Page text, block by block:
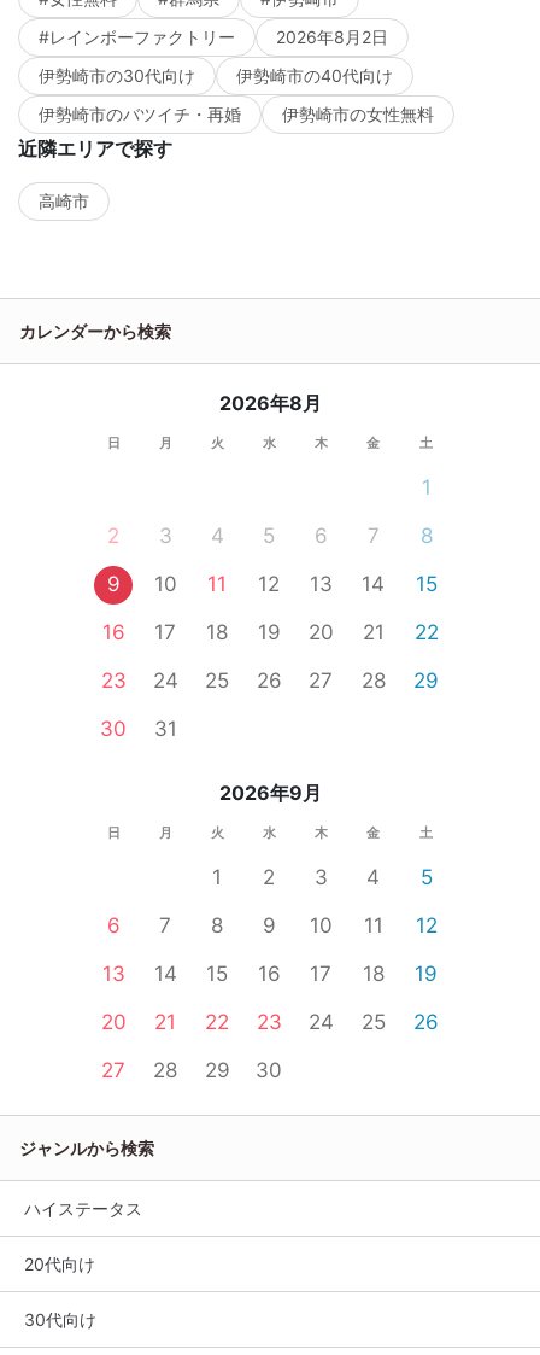
#レインボーファクトリー
2026年8月2日
伊勢崎市の30代向け
伊勢崎市の40代向け
伊勢崎市のバツイチ・再婚
伊勢崎市の女性無料
近隣エリアで探す
高崎市
カレンダーから検索
2026年8月
日 月 火 水 木 金 土
1
2
3 4 5 6 7
8
9
10 11 12 13 14
15
16
17 18 19 20 21
22
23
24 25 26 27 28
29
30
31
2026年9月
日 月 火 水 木 金 土
1 2 3 4
5
6
7 8 9 10 11
12
13
14 15 16 17 18
19
20
21 22 23 24 25
26
27
28 29 30
ジャンルから検索
ハイステータス
20代向け
30代向け